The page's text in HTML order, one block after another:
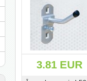
3.81 EUR